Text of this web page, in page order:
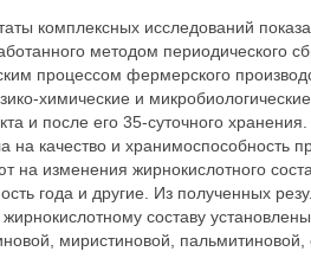
комплексных исследований
методом периодического
процессом фермерского
химические и
и после его 35-суточного
на качество и хранимоспособность
на изменения жирнокислотного
года и другие. Из полученных
составу
миристиновой,